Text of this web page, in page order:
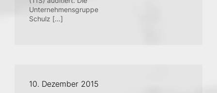
Unternehmensgruppe
Schulz […]
10. Dezember 2015